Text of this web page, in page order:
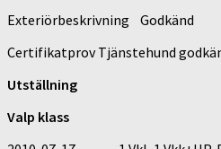
Exteriörbeskrivning Godkänd
Certifikatprov Tjänstehund
Utställning
Valp klass